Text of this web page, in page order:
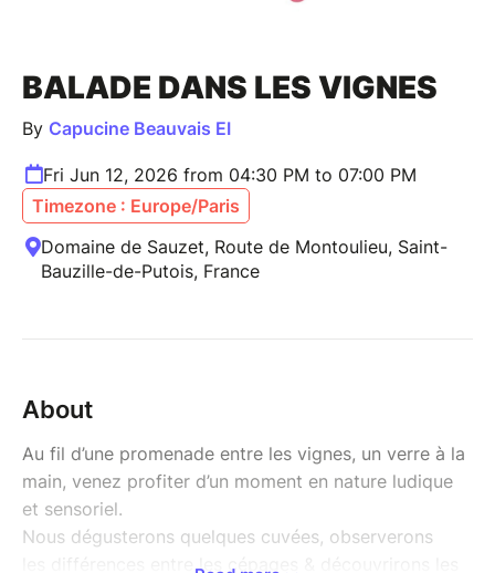
BALADE DANS LES VIGNES
By Capucine Beauvais EI
Fri Jun 12, 2026 from 04:30 PM to 07:00 PM
Timezone : Europe/Paris
Domaine de Sauzet, Route de Montoulieu, Saint-
Bauzille-de-Putois, France
About
Au fil d’une promenade entre les vignes, un verre à la
main, venez profiter d’un moment en nature ludique
et sensoriel.
Nous dégusterons quelques cuvées, observerons
les différences entre les cépages & découvrirons les